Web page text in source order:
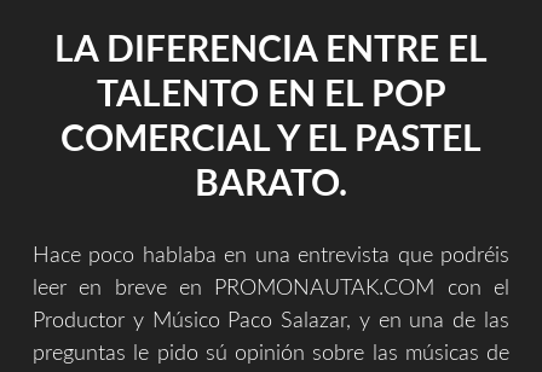
LA DIFERENCIA ENTRE EL
TALENTO EN EL POP
COMERCIAL Y EL PASTEL
BARATO.
Hace poco hablaba en una entrevista que podréis
leer en breve en PROMONAUTAK.COM con el
Productor y Músico Paco Salazar, y en una de las
preguntas le pido sú opinión sobre las músicas de